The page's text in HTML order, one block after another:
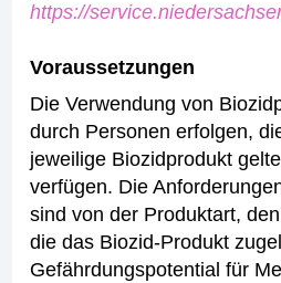
https://
Voraussetzungen
Die Verwendung von
durch Personen erfolgen,
jeweilige Biozidprodukt
verfügen. Die
sind von der Produktart,
die das Biozid-Produkt
Gefährdungspotential für